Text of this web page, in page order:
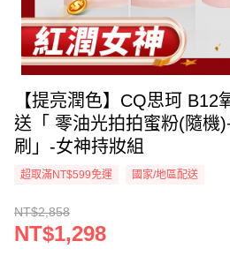
【提亮潤色】CQ思珂 B12
送「 零油光拍拍蜜粉(隨機
刷」-女神持妝組
超取滿NT$599免運 國家/地區配送
NT$2,858
NT$1,298